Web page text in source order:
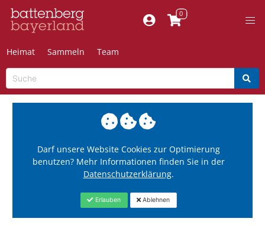
Heimat Sammeln Team
Darf unsere Website Cookies zur Optimierung
benutzen? Mehr Informationen finden Sie in der
Datenschutzerklärung.
Erlauben Ablehnen